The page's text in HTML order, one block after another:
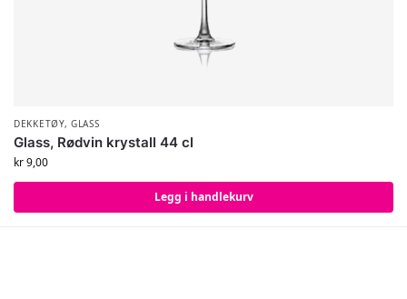
DEKKETØY,GLASS
Glass, Rødvin krystall 44 cl
kr9,00
Legg i handlekurv